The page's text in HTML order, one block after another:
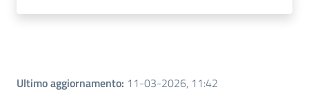
Ultimo aggiornamento: 11-03-2026, 11:42